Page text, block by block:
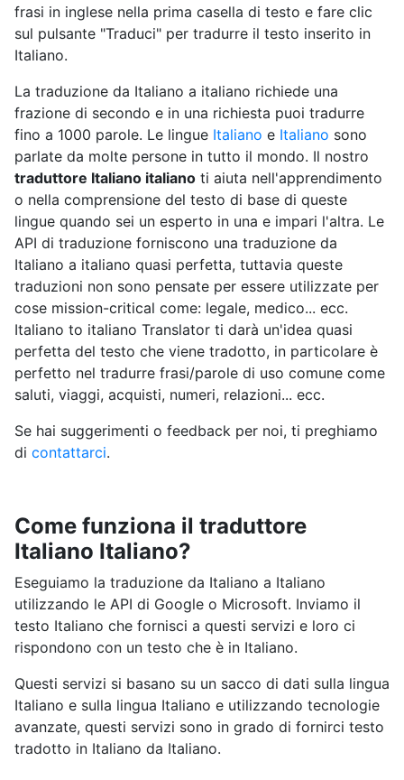
frasi in inglese nella prima casella di testo e fare clic
sul pulsante "Traduci" per tradurre il testo inserito in
Italiano.
La traduzione da Italiano a italiano richiede una
frazione di secondo e in una richiesta puoi tradurre
fino a 1000 parole. Le lingue Italiano e Italiano sono
parlate da molte persone in tutto il mondo. Il nostro
traduttore Italiano italianoti aiuta nell'apprendimento
o nella comprensione del testo di base di queste
lingue quando sei un esperto in una e impari l'altra. Le
API di traduzione forniscono una traduzione da
Italiano a italiano quasi perfetta, tuttavia queste
traduzioni non sono pensate per essere utilizzate per
cose mission-critical come: legale, medico... ecc.
Italiano to italiano Translator ti darà un'idea quasi
perfetta del testo che viene tradotto, in particolare è
perfetto nel tradurre frasi/parole di uso comune come
saluti, viaggi, acquisti, numeri, relazioni... ecc.
Se hai suggerimenti o feedback per noi, ti preghiamo
di contattarci.
Come funziona il traduttore
Italiano Italiano?
Eseguiamo la traduzione da Italiano a Italiano
utilizzando le API di Google o Microsoft. Inviamo il
testo Italiano che fornisci a questi servizi e loro ci
rispondono con un testo che è in Italiano.
Questi servizi si basano su un sacco di dati sulla lingua
Italiano e sulla lingua Italiano e utilizzando tecnologie
avanzate, questi servizi sono in grado di fornirci testo
tradotto in Italiano da Italiano.